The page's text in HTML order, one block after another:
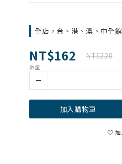
全店，台、港、澳、中全
NT$162 NT$220
數量
加入購物車
加